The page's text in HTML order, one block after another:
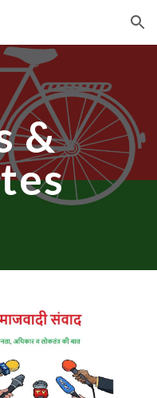
Skip to navigation
&